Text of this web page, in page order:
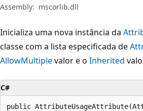
Assembly: mscorlib.dll
Inicializa uma nova instância da
classe com a lista especificada de
AllowMultiplevalor e o Inherited
C#
public